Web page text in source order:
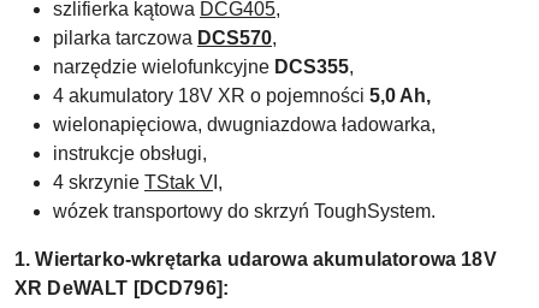
szlifierka kątowa DCG405,
pilarka tarczowa DCS570,
narzędzie wielofunkcyjne DCS355,
4 akumulatory 18V XR o pojemności 5,0 Ah,
wielonapięciowa, dwugniazdowa ładowarka,
instrukcje obsługi,
4 skrzynie TStak V I,
wózek transportowy do skrzyń ToughSystem.
1. Wiertarko-wkrętarka udarowa akumulatorowa 18V
XR DeWALT [DCD796]: